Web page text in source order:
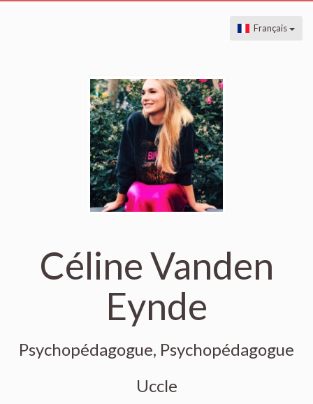
Français
Céline Vanden
Eynde
Psychopédagogue, Psychopédagogue
Uccle